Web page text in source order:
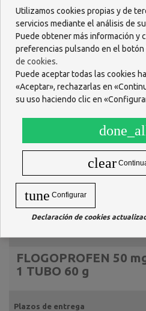
618
FLOGOPROFEN 50
1 TUBO 60 g
Plazos de entrega
Utilizamos cookies propias y de
servicios mediante el análisis de
Puede obtener más información y
preferencias pulsando en el
de cookies.
Puede aceptar todas las cookies
«Aceptar», rechazarlas en
su uso haciendo clic en
clear
tune Configurar
Declaración de cookies